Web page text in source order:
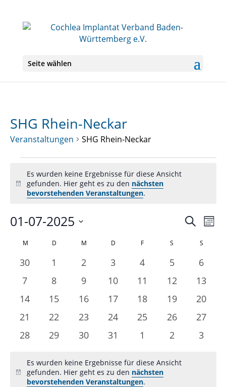
Seite wählen
SHG Rhein-Neckar
Veranstaltungen SHG Rhein-Neckar
Hinweis
Es wurden keine Ergebnisse für diese Ansicht
gefunden. Hier geht es zu den nächsten
bevorstehenden Veranstaltungen.
und
Suche
01-07-2025
Kalender
von
Veranstaltungen
M MONTAGD DIENSTAG
M MITTWOCH
D DONNERSTAG
F S SAMSTAG
S
0
Veranstaltungen
30
0
Veranstaltungen
1
0
Veranstaltungen
2
0
Veranstaltungen
3
0
Veranstaltungen
4
0
5
0
6
0
Veranstaltungen
7
0
Veranstaltungen
8
0
Veranstaltungen
9
0
Veranstaltungen
10
0
Veranstaltungen
11
0
12
0
13
0
Veranstaltungen
14
0
Veranstaltungen
15
0
Veranstaltungen
16
0
Veranstaltungen
17
0
Veranstaltungen
18
0
19
0
20
0
Veranstaltungen
21
0
Veranstaltungen
22
0
Veranstaltungen
23
0
Veranstaltungen
24
0
Veranstaltungen
25
0
26
0
27
0
28
0
29
0
30
0
31
0
1
0
2
0
3
Hinweis
Es wurden keine Ergebnisse für diese Ansicht
gefunden. Hier geht es zu den nächsten
bevorstehenden Veranstaltungen.